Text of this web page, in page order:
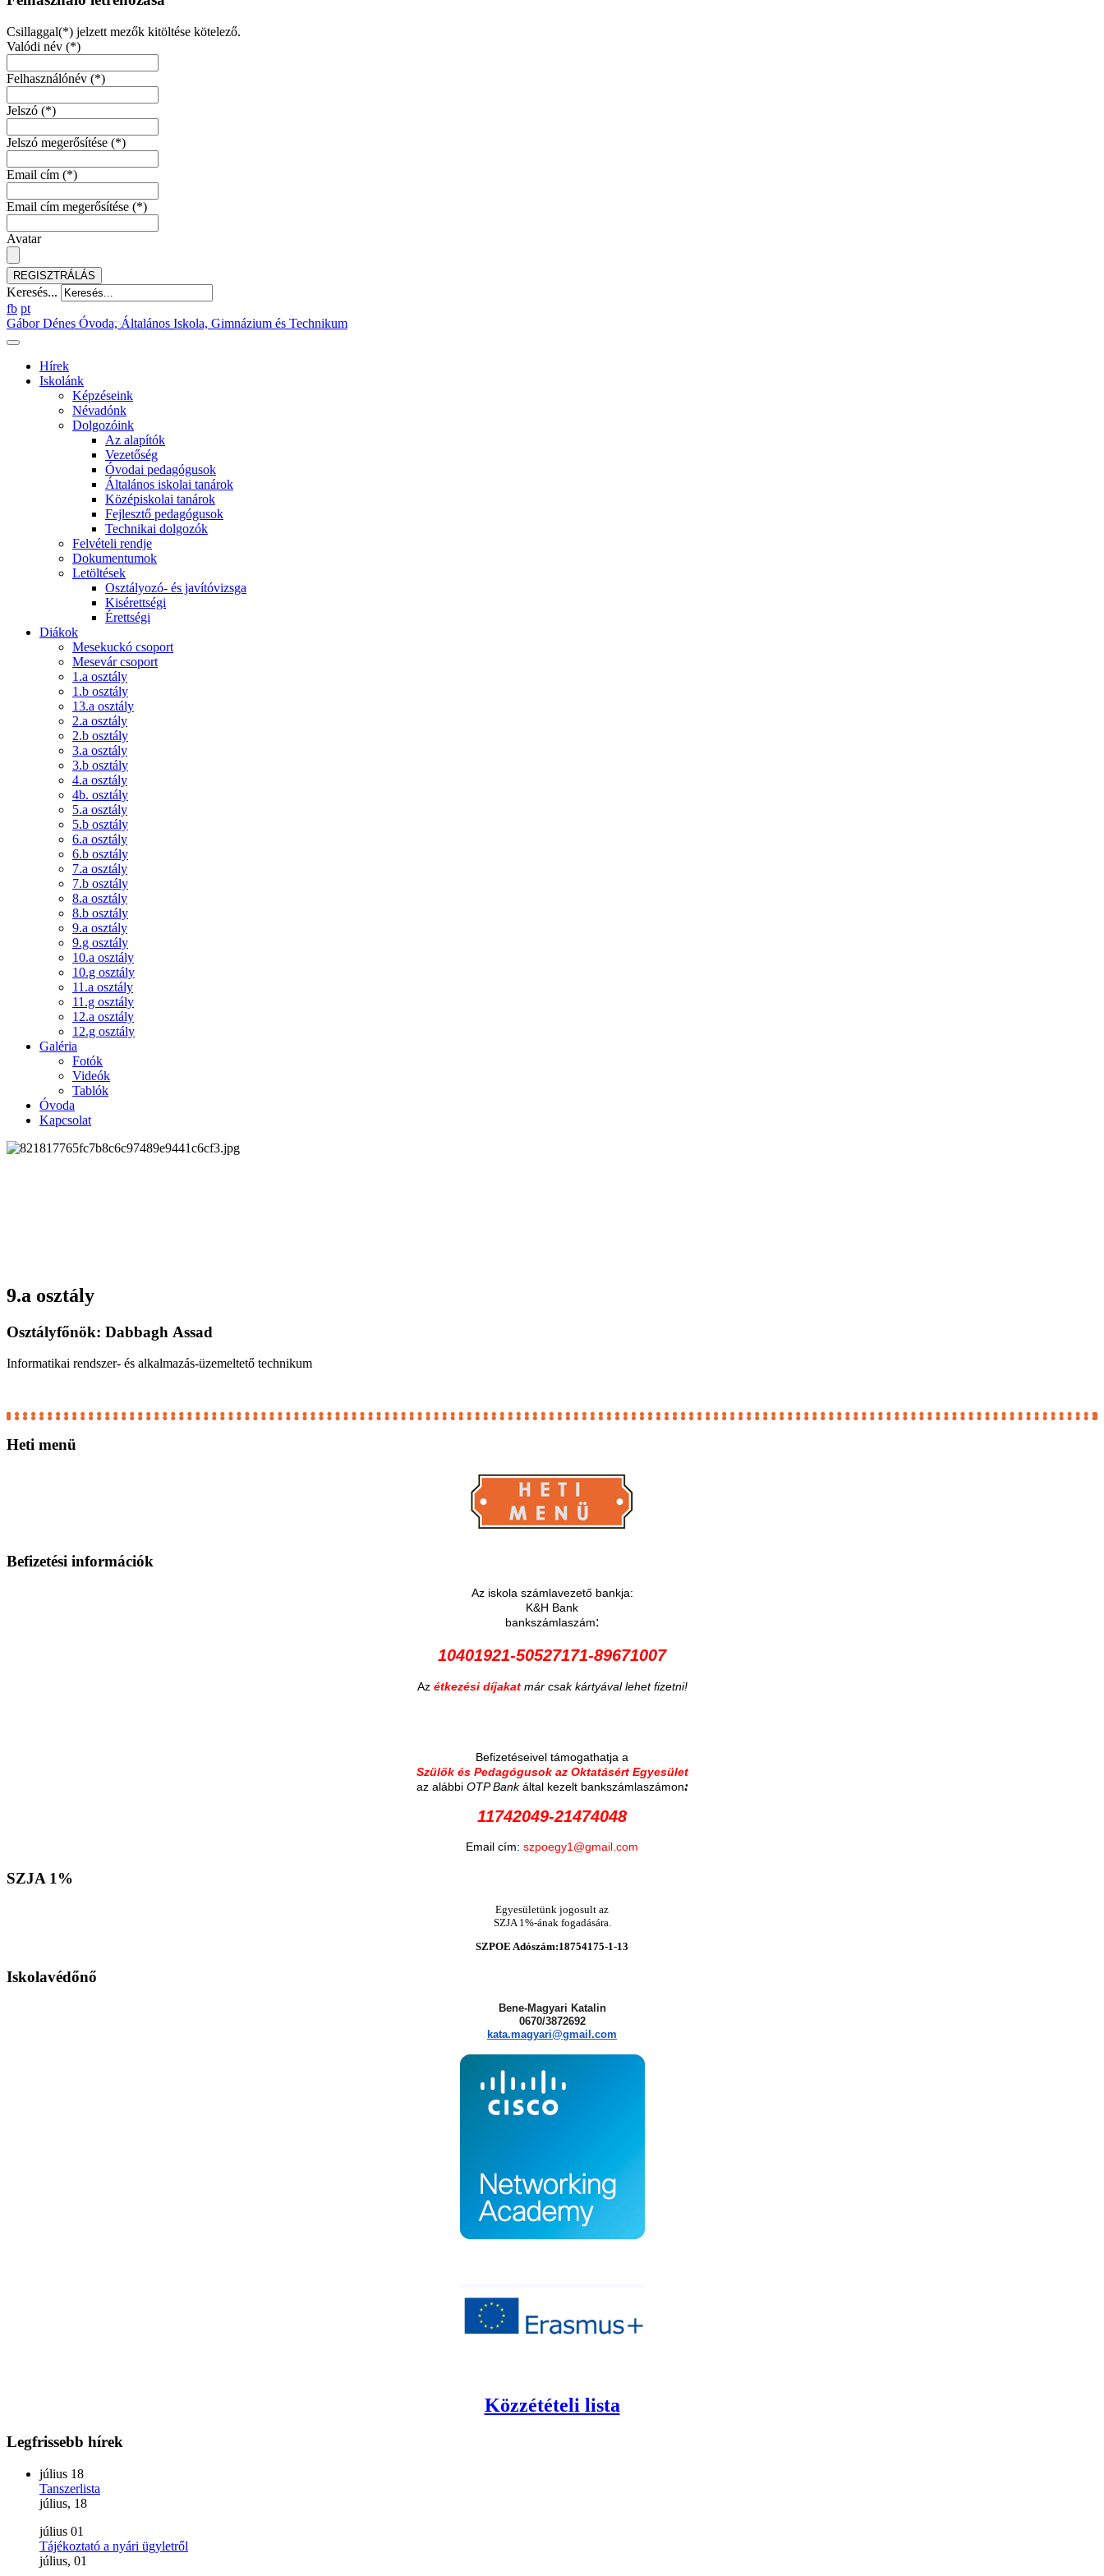
Csillaggal(*) jelzett mezők kitöltése kötelező.
Valódi név (*)
Felhasználónév (*)
Jelszó (*)
Jelszó megerősítése (*)
Email cím (*)
Email cím megerősítése (*)
Avatar
REGISZTRÁLÁS
Keresés...
fb pt
Gábor Dénes Óvoda, Általános Iskola, Gimnázium és Technikum
Hírek
Iskolánk
Képzéseink
Névadónk
Dolgozóink
Az alapítók
Vezetőség
Óvodai pedagógusok
Általános iskolai tanárok
Középiskolai tanárok
Fejlesztő pedagógusok
Technikai dolgozók
Felvételi rendje
Dokumentumok
Letöltések
Osztályozó- és javítóvizsga
Kisérettségi
Érettségi
Diákok
Mesekuckó csoport
Mesevár csoport
1.a osztály
1.b osztály
13.a osztály
2.a osztály
2.b osztály
3.a osztály
3.b osztály
4.a osztály
4b. osztály
5.a osztály
5.b osztály
6.a osztály
6.b osztály
7.a osztály
7.b osztály
8.a osztály
8.b osztály
9.a osztály
9.g osztály
10.a osztály
10.g osztály
11.a osztály
11.g osztály
12.a osztály
12.g osztály
Galéria
Fotók
Videók
Tablók
Óvoda
Kapcsolat
9.a osztály
Osztályfőnök: Dabbagh Assad
Informatikai rendszer- és alkalmazás-üzemeltető technikum
Heti menü
Befizetési információk
Az iskola számlavezető bankja:
K&H Bank
bankszámlaszám:
10401921-50527171-89671007
Az étkezési díjakat már csak kártyával lehet fizetni!
Befizetéseivel támogathatja a
Szülők és Pedagógusok az Oktatásért Egyesület
az alábbi OTP Bankáltal kezelt bankszámlaszámon:
11742049-21474048
Email cím: szpoegy1@gmail.com
SZJA 1%
Egyesületünk jogosult az
SZJA 1%-ának fogadására.
SZPOE Adószám:18754175-1-13
Iskolavédőnő
Bene-Magyari Katalin
0670/3872692
kata.magyari@gmail.com
Közzétételi lista
Legfrissebb hírek
július 18
Tanszerlista
július, 18
július 01
Tájékoztató a nyári ügyletről
július, 01